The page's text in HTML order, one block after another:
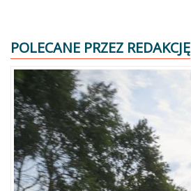
POLECANE PRZEZ REDAKCJĘ